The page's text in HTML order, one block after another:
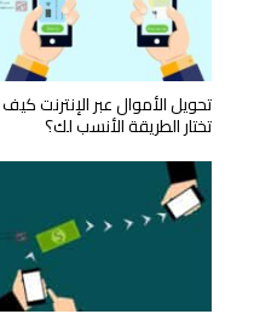
تحويل الأموال عبر الإنترنت كيف
تختار الطريقة الأنسب لك؟